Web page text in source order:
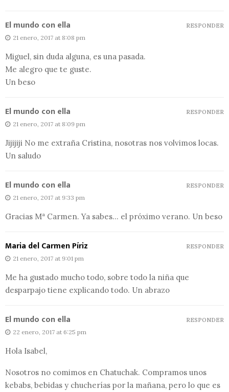
El mundo con ella
21 enero, 2017 at 8:08 pm
Miguel, sin duda alguna, es una pasada.
Me alegro que te guste.
Un beso
RESPONDER
El mundo con ella
21 enero, 2017 at 8:09 pm
Jijijiji No me extraña Cristina, nosotras nos volvimos locas.
Un saludo
RESPONDER
El mundo con ella
21 enero, 2017 at 9:33 pm
Gracias Mª Carmen. Ya sabes… el próximo verano. Un beso
RESPONDER
Maria del Carmen Píriz
21 enero, 2017 at 9:01 pm
Me ha gustado mucho todo, sobre todo la niña que
desparpajo tiene explicando todo. Un abrazo
RESPONDER
El mundo con ella
22 enero, 2017 at 6:25 pm
Hola Isabel,
Nosotros no comimos en Chatuchak. Compramos unos
kebabs, bebidas y chucherías por la mañana, pero lo que es
RESPONDER